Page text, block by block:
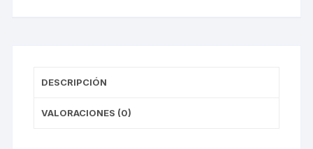
DESCRIPCIÓN
VALORACIONES (0)